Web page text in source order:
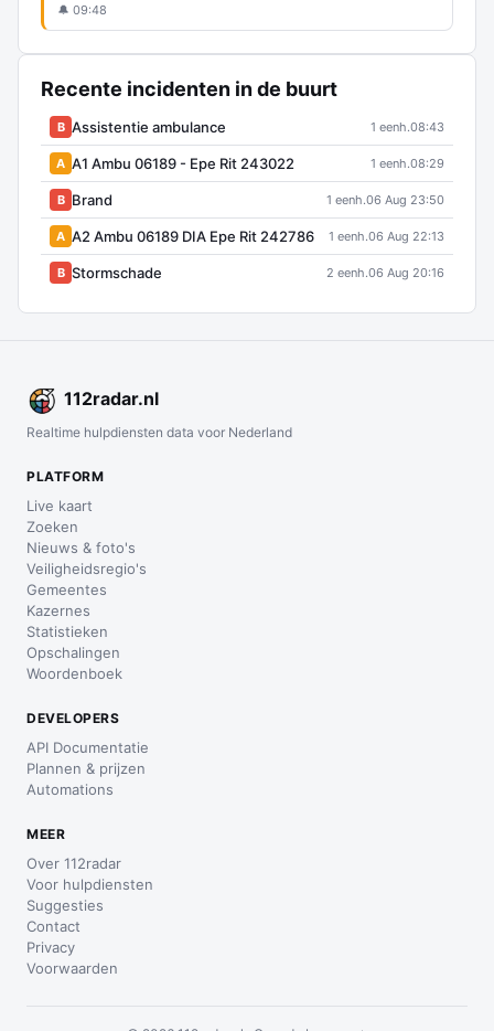
🔔 09:48
Recente incidenten in de buurt
B Assistentie ambulance 1 eenh.08:43
A A1 Ambu 06189 - Epe Rit 243022 1 eenh.08:29
B Brand 1 eenh.06 Aug 23:50
A A2 Ambu 06189 DIA Epe Rit 242786 1 eenh.06 Aug 22:13
B Stormschade 2 eenh.06 Aug 20:16
112radar.nl
Realtime hulpdiensten data voor Nederland
PLATFORM
Live kaart
Zoeken
Nieuws & foto's
Veiligheidsregio's
Gemeentes
Kazernes
Statistieken
Opschalingen
Woordenboek
DEVELOPERS
API Documentatie
Plannen & prijzen
Automations
MEER
Over 112radar
Voor hulpdiensten
Suggesties
Contact
Privacy
Voorwaarden